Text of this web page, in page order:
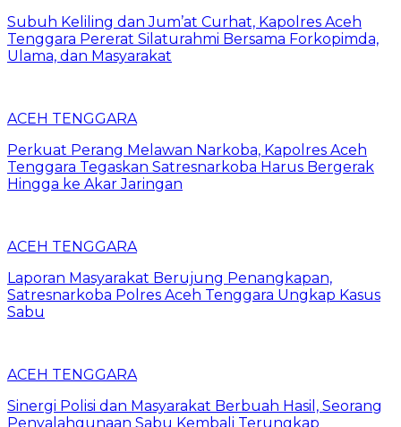
Subuh Keliling dan Jum’at Curhat, Kapolres Aceh
Tenggara Pererat Silaturahmi Bersama Forkopimda,
Ulama, dan Masyarakat
ACEH TENGGARA
Perkuat Perang Melawan Narkoba, Kapolres Aceh
Tenggara Tegaskan Satresnarkoba Harus Bergerak
Hingga ke Akar Jaringan
ACEH TENGGARA
Laporan Masyarakat Berujung Penangkapan,
Satresnarkoba Polres Aceh Tenggara Ungkap Kasus
Sabu
ACEH TENGGARA
Sinergi Polisi dan Masyarakat Berbuah Hasil, Seorang
Penyalahgunaan Sabu Kembali Terungkap